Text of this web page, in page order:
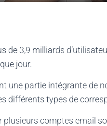
de 3,9 milliards
jour.
une partie intégrante de
différents types de
plusieurs comptes email